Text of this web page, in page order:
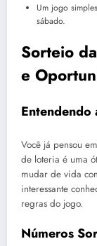
Um jogo
sábado.
Sorteio
e
Você já pensou
de loteria é uma
mudar de vida
interessante
regras do jogo.
Números